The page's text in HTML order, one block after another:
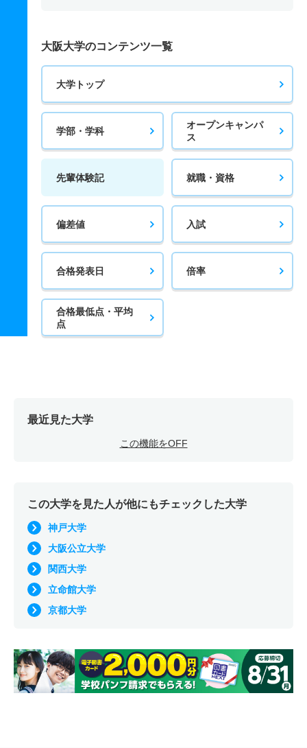
大阪大学のコンテンツ一覧
大学トップ
学部・学科
オープンキャンパ
ス
先輩体験記 就職・資格
偏差値 入試
合格発表日 倍率
合格最低点・平均
点
最近見た大学
この機能をOFF
この大学を見た人が他にもチェックした大学
神戸大学
大阪公立大学
関西大学
立命館大学
京都大学